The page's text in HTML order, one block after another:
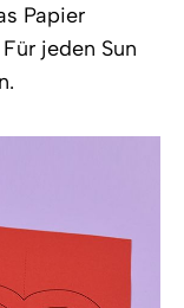
Papier
jeden Sun